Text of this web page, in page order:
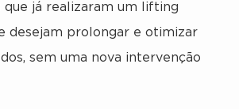
que já realizaram um lifting
desejam prolongar e otimizar
sem uma nova intervenção